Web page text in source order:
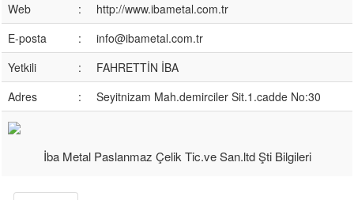
Web
:
http://www.ibametal.com.tr
E-posta
:
info@ibametal.com.tr
Yetkili
:
FAHRETTİN İBA
Adres
: Seyitnizam Mah.demirciler Sit.1.cadde No:30
İba Metal Paslanmaz Çelik Tic.ve San.ltd Şti Bilgileri